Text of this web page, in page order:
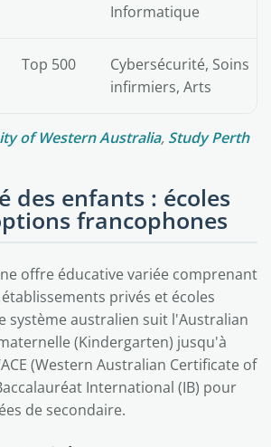
Informatique
Top 500
Cybersécurité, Soins
infirmiers, Arts
of Western Australia, Study Perth
des enfants : écoles
francophones
offre éducative variée comprenant
privés et écoles
système australien suit l'Australian
(Kindergarten) jusqu'à
(Western Australian Certificate of
International (IB) pour
de secondaire.